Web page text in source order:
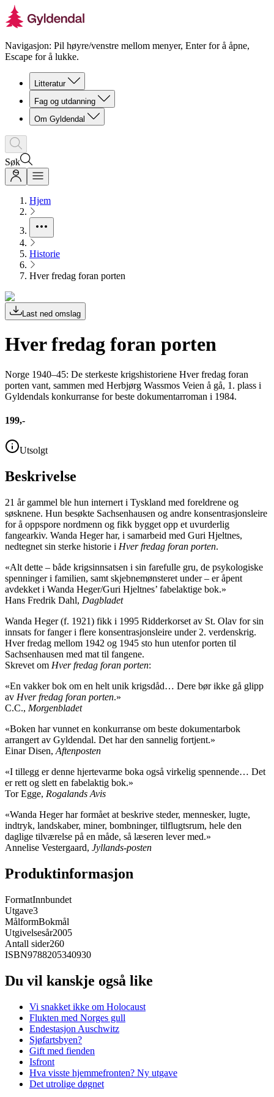
Navigasjon: Pil høyre/venstre mellom menyer, Enter for å åpne,
Escape for å lukke.
Litteratur
Fag og utdanning
Om Gyldendal
Søk
Hjem
Historie
Hver fredag foran porten
Last ned omslag
Hver fredag foran porten
Norge 1940–45: De sterkeste krigshistoriene Hver fredag foran
porten vant, sammen med Herbjørg Wassmos Veien å gå, 1. plass i
Gyldendals konkurranse for beste dokumentarroman i 1984.
199,-
Utsolgt
Beskrivelse
21 år gammel ble hun internert i Tyskland med foreldrene og
søsknene. Hun besøkte Sachsenhausen og andre konsentrasjonsleire
for å oppspore nordmenn og fikk bygget opp et uvurderlig
fangearkiv. Wanda Heger har, i samarbeid med Guri Hjeltnes,
nedtegnet sin sterke historie i Hver fredag foran porten.
«Alt dette – både krigsinnsatsen i sin farefulle gru, de psykologiske
spenninger i familien, samt skjebnemønsteret under – er åpent
avdekket i Wanda Heger/Guri Hjeltnes’ fabelaktige bok.»
Hans Fredrik Dahl, Dagbladet
Wanda Heger (f. 1921) fikk i 1995 Ridderkorset av St. Olav for sin
innsats for fanger i flere konsentrasjonsleire under 2. verdenskrig.
Hver fredag mellom 1942 og 1945 sto hun utenfor porten til
Sachsenhausen med mat til fangene.
Skrevet om Hver fredag foran porten:
«En vakker bok om en helt unik krigsdåd… Dere bør ikke gå glipp
av Hver fredag foran porten.»
C.C., Morgenbladet
«Boken har vunnet en konkurranse om beste dokumentarbok
arrangert av Gyldendal. Det har den sannelig fortjent.»
Einar Disen, Aftenposten
«I tillegg er denne hjertevarme boka også virkelig spennende… Det
er rett og slett en fabelaktig bok.»
Tor Egge, Rogalands Avis
«Wanda Heger har formået at beskrive steder, mennesker, lugte,
indtryk, landskaber, miner, bombninger, tilflugtsrum, hele den
daglige tilværelse på en måde, så læseren lever med.»
Annelise Vestergaard, Jyllands-posten
Produktinformasjon
FormatInnbundet
Utgave3
MålformBokmål
Utgivelsesår2005
Antall sider260
ISBN9788205340930
Du vil kanskje også like
Vi snakket ikke om Holocaust
Flukten med Norges gull
Endestasjon Auschwitz
Sjøfartsbyen?
Gift med fienden
Isfront
Hva visste hjemmefronten? Ny utgave
Det utrolige døgnet